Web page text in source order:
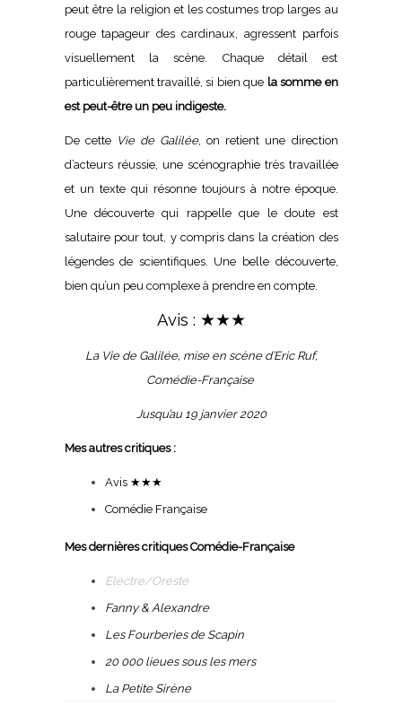
peut être la religion et les costumes trop larges au
rouge tapageur des cardinaux, agressent parfois
visuellement la scène. Chaque détail est
particulièrement travaillé, si bien que la somme en
est peut-être un peu indigeste.
De cette Vie de Galilée, on retient une direction
d’acteurs réussie, une scénographie très travaillée
et un texte qui résonne toujours à notre époque.
Une découverte qui rappelle que le doute est
salutaire pour tout, y compris dans la création des
légendes de scientifiques. Une belle découverte,
bien qu’un peu complexe à prendre en compte.
Avis : ★★★
La Vie de Galilée, mise en scène d’Eric Ruf,
Comédie-Française
Jusqu’au 19 janvier 2020
Mes autres critiques :
Avis ★★★
Comédie Française
Mes dernières critiques Comédie-Française
Electre/Oreste
Fanny & Alexandre
Les Fourberies de Scapin
20 000 lieues sous les mers
La Petite Sirène